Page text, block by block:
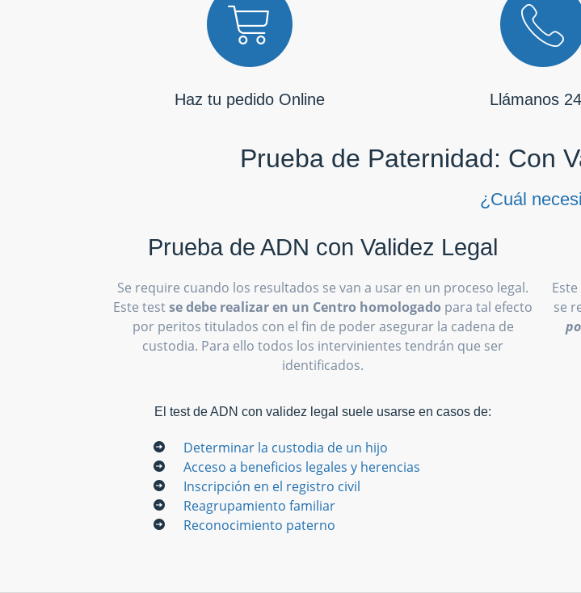
Haz tu pedido Online Llámanos
Prueba de Paternidad: Con
¿Cuál
Prueba de ADN con Validez Legal
Se require cuando los resultados se van a usar en un proceso legal.
Este testse debe realizar en un Centro homologado para tal efecto
por peritos titulados con el fin de poder asegurar la cadena de
custodia. Para ello todos los intervinientes tendrán que ser
identificados.
El test de ADN con validez legal suele usarse en casos de:
Determinar la custodia de un hijo
Acceso a beneficios legales y herencias
Inscripción en el registro civil
Reagrupamiento familiar
Reconocimiento paterno
se